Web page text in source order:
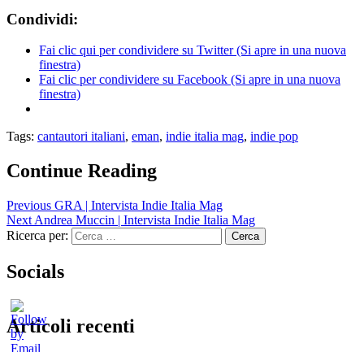
Condividi:
Fai clic qui per condividere su Twitter (Si apre in una nuova
finestra)
Fai clic per condividere su Facebook (Si apre in una nuova
finestra)
Tags: cantautori italiani, eman, indie italia mag, indie pop
Continue Reading
Previous GRA | Intervista Indie Italia Mag
Next Andrea Muccin | Intervista Indie Italia Mag
Ricerca per:
Socials
Articoli recenti